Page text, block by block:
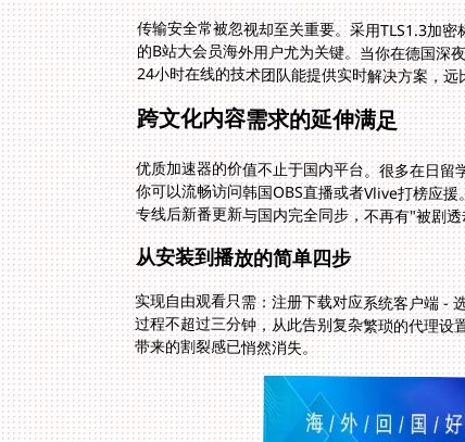
传输安全常被忽视却至关重要。采用TLS1.3加
的B站大会员海外用户尤为关键。当你在德国
24小时在线的技术团队能提供实时解决方案，
跨文化内容需求的延伸满足
优质加速器的价值不止于国内平台。很多在日
你可以流畅访问韩国OBS直播或者Vlive打榜应
专线后新番更新与国内完全同步，不再有"被剧
从安装到播放的简单四步
实现自由观看只需：注册下载对应系统客户端 -
过程不超过三分钟，从此告别复杂繁琐的代理设
带来的割裂感已悄然消失。